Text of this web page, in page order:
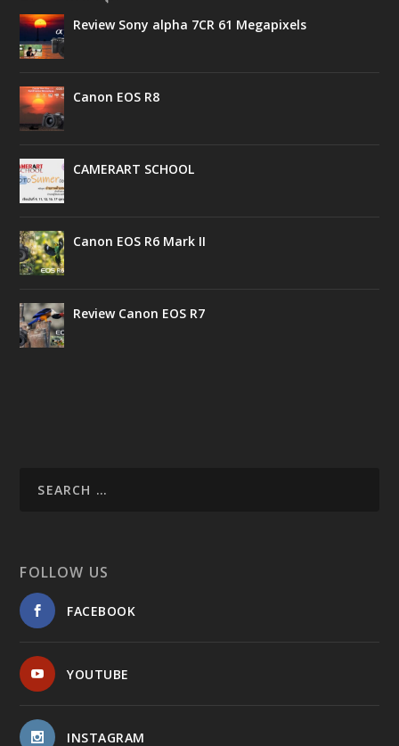
Review Sony alpha 7CR 61 Megapixels
Canon EOS R8
CAMERART SCHOOL
Canon EOS R6 Mark II
Review Canon EOS R7
FOLLOW US
FACEBOOK
YOUTUBE
INSTAGRAM